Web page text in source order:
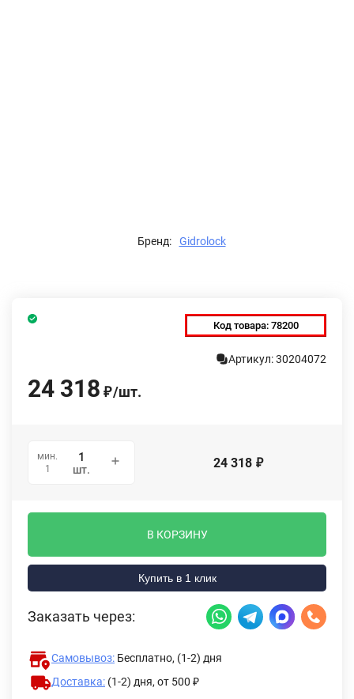
Бренд: Gidrolock
Код товара: 78200
Артикул: 30204072
24 318 ₽/шт.
мин.
1
шт. 24 318 ₽
В КОРЗИНУ
Купить в 1 клик
Заказать через:
Самовывоз: Бесплатно, (1-2) дня
Доставка: (1-2) дня, от 500 ₽